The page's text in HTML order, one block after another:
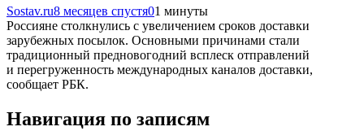
Sostav.ru8 месяцев спустя01 минуты
Россияне столкнулись с увеличением сроков доставки
зарубежных посылок. Основными причинами стали
традиционный предновогодний всплеск отправлений
и перегруженность международных каналов доставки,
сообщает РБК.
Навигация по записям